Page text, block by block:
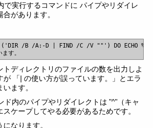
で実行するコマンドに パイプやリダイレ
があります。
('DIR /B /A:-D | FIND /C /V ""') DO ECHO %i
トディレクトリのファイルの数を出力しよ
が 「| の使い方が誤っています。」とエラ
ます。
ド内のパイプやリダイレクトは "^"（キャ
ケープしてやる必要があるためです。
なります。